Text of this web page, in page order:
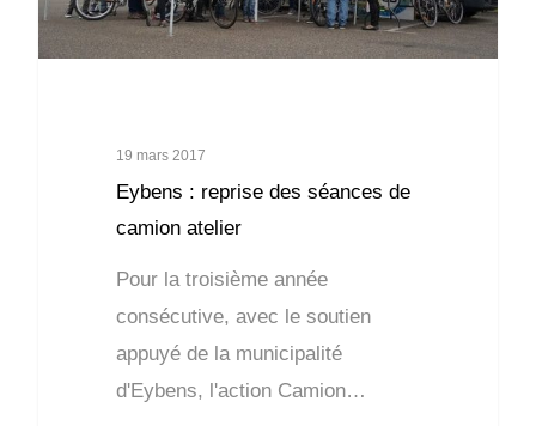
19 mars 2017
Eybens : reprise des séances de
camion atelier
Pour la troisième année
consécutive, avec le soutien
appuyé de la municipalité
d'Eybens, l'action Camion…